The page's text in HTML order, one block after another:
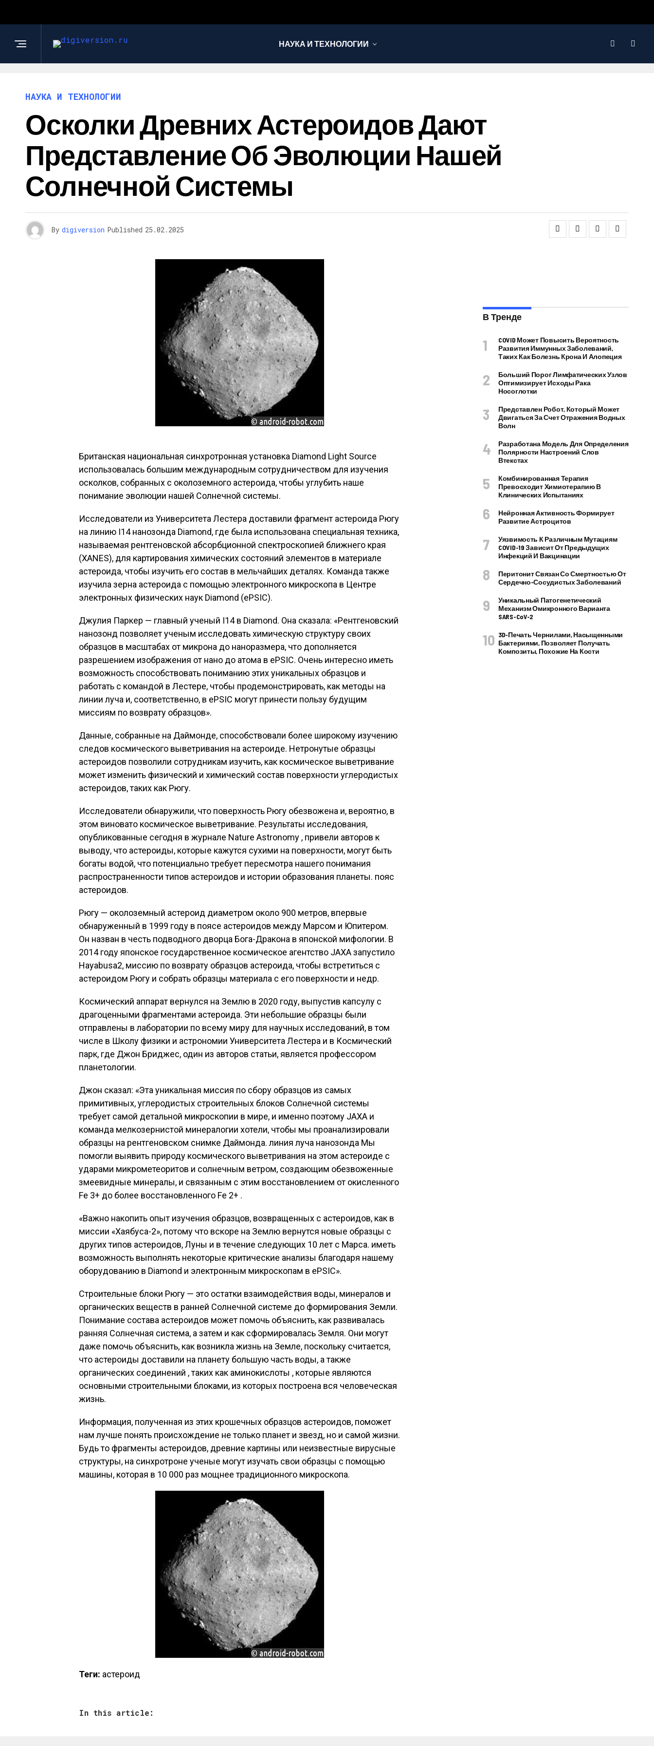
НАУКА И ТЕХНОЛОГИИ
НАУКА И ТЕХНОЛОГИИ
Осколки Древних Астероидов Дают
Представление Об Эволюции Нашей
Солнечной Системы
By digiversion Published 25.02.2025
Британская национальная синхротронная установка Diamond Light Source
использовалась большим международным сотрудничеством для изучения
осколков, собранных с околоземного астероида, чтобы углубить наше
понимание эволюции нашей Солнечной системы.
Исследователи из Университета Лестера доставили фрагмент астероида Рюгу
на линию I14 нанозонда Diamond, где была использована специальная техника,
называемая рентгеновской абсорбционной спектроскопией ближнего края
(XANES), для картирования химических состояний элементов в материале
астероида, чтобы изучить его состав в мельчайших деталях. Команда также
изучила зерна астероида с помощью электронного микроскопа в Центре
электронных физических наук Diamond (ePSIC).
Джулия Паркер — главный ученый I14 в Diamond. Она сказала: «Рентгеновский
нанозонд позволяет ученым исследовать химическую структуру своих
образцов в масштабах от микрона до наноразмера, что дополняется
разрешением изображения от нано до атома в ePSIC. Очень интересно иметь
возможность способствовать пониманию этих уникальных образцов и
работать с командой в Лестере, чтобы продемонстрировать, как методы на
линии луча и, соответственно, в ePSIC могут принести пользу будущим
миссиям по возврату образцов».
Данные, собранные на Даймонде, способствовали более широкому изучению
следов космического выветривания на астероиде. Нетронутые образцы
астероидов позволили сотрудникам изучить, как космическое выветривание
может изменить физический и химический состав поверхности углеродистых
астероидов, таких как Рюгу.
Исследователи обнаружили, что поверхность Рюгу обезвожена и, вероятно, в
этом виновато космическое выветривание. Результаты исследования,
опубликованные сегодня в журнале Nature Astronomy , привели авторов к
выводу, что астероиды, которые кажутся сухими на поверхности, могут быть
богаты водой, что потенциально требует пересмотра нашего понимания
распространенности типов астероидов и истории образования планеты. пояс
астероидов.
Рюгу — околоземный астероид диаметром около 900 метров, впервые
обнаруженный в 1999 году в поясе астероидов между Марсом и Юпитером.
Он назван в честь подводного дворца Бога-Дракона в японской мифологии. В
2014 году японское государственное космическое агентство JAXA запустило
Hayabusa2, миссию по возврату образцов астероида, чтобы встретиться с
астероидом Рюгу и собрать образцы материала с его поверхности и недр.
Космический аппарат вернулся на Землю в 2020 году, выпустив капсулу с
драгоценными фрагментами астероида. Эти небольшие образцы были
отправлены в лаборатории по всему миру для научных исследований, в том
числе в Школу физики и астрономии Университета Лестера и в Космический
парк, где Джон Бриджес, один из авторов статьи, является профессором
планетологии.
Джон сказал: «Эта уникальная миссия по сбору образцов из самых
примитивных, углеродистых строительных блоков Солнечной системы
требует самой детальной микроскопии в мире, и именно поэтому JAXA и
команда мелкозернистой минералогии хотели, чтобы мы проанализировали
образцы на рентгеновском снимке Даймонда. линия луча нанозонда Мы
помогли выявить природу космического выветривания на этом астероиде с
ударами микрометеоритов и солнечным ветром, создающим обезвоженные
змеевидные минералы, и связанным с этим восстановлением от окисленного
Fe 3+ до более восстановленного Fe 2+ .
«Важно накопить опыт изучения образцов, возвращенных с астероидов, как в
миссии «Хаябуса-2», потому что вскоре на Землю вернутся новые образцы с
других типов астероидов, Луны и в течение следующих 10 лет с Марса. иметь
возможность выполнять некоторые критические анализы благодаря нашему
оборудованию в Diamond и электронным микроскопам в ePSIC».
Строительные блоки Рюгу — это остатки взаимодействия воды, минералов и
органических веществ в ранней Солнечной системе до формирования Земли.
Понимание состава астероидов может помочь объяснить, как развивалась
ранняя Солнечная система, а затем и как сформировалась Земля. Они могут
даже помочь объяснить, как возникла жизнь на Земле, поскольку считается,
что астероиды доставили на планету большую часть воды, а также
органических соединений , таких как аминокислоты , которые являются
основными строительными блоками, из которых построена вся человеческая
жизнь.
Информация, полученная из этих крошечных образцов астероидов, поможет
нам лучше понять происхождение не только планет и звезд, но и самой жизни.
Будь то фрагменты астероидов, древние картины или неизвестные вирусные
структуры, на синхротроне ученые могут изучать свои образцы с помощью
машины, которая в 10 000 раз мощнее традиционного микроскопа.
Теги: астероид
In this article:
В Тренде
COVID Может Повысить Вероятность
Развития Иммунных Заболеваний,
Таких Как Болезнь Крона И Алопеция
Больший Порог Лимфатических Узлов
Оптимизирует Исходы Рака
Носоглотки
Представлен Робот, Который Может
Двигаться За Счет Отражения Водных
Волн
Разработана Модель Для Определения
Полярности Настроений Слов
Втекстах
Комбинированная Терапия
Превосходит Химиотерапию В
Клинических Испытаниях
Нейронная Активность Формирует
Развитие Астроцитов
Уязвимость К Различным Мутациям
COVID-19 Зависит От Предыдущих
Инфекций И Вакцинации
Перитонит Связан Со Смертностью От
Сердечно-Сосудистых Заболеваний
Уникальный Патогенетический
Механизм Омикронного Варианта
SARS-CoV-2
3D-Печать Чернилами, Насыщенными
Бактериями, Позволяет Получать
Композиты, Похожие На Кости